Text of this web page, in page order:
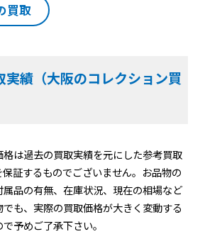
買取
実績（大阪のコレクション買
は過去の買取実績を元にした参考買取
証するものでございません。お品物の
品の有無、在庫状況、現在の相場など
も、実際の買取価格が大きく変動する
予めご了承下さい。